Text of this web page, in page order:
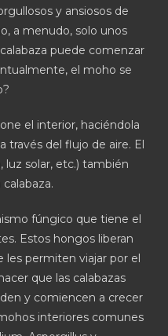
y ansiosos de
a menudo, solo unos
puede comenzar
el moho se
el interior, haciéndola
través del flujo de aire. El
solar, etc.) también
fúngico que tiene el
Estos hongos liberan
les permiten viajar por el
que las calabazas
y comiencen a crecer
interiores comunes